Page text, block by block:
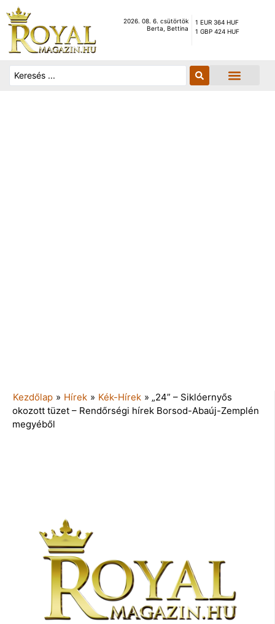
2026. 08. 6. csütörtök
Berta, Bettina
1 EUR 364 HUF
1 GBP 424 HUF
Kezdőlap » Hírek » Kék-Hírek » „24” – Siklóernyős
okozott tüzet – Rendőrségi hírek Borsod-Abaúj-Zemplén
megyéből